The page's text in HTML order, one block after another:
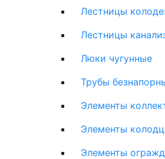
Лестницы
Лестницы
Люки чугунные
Трубы
Элементы
Элементы
Элементы